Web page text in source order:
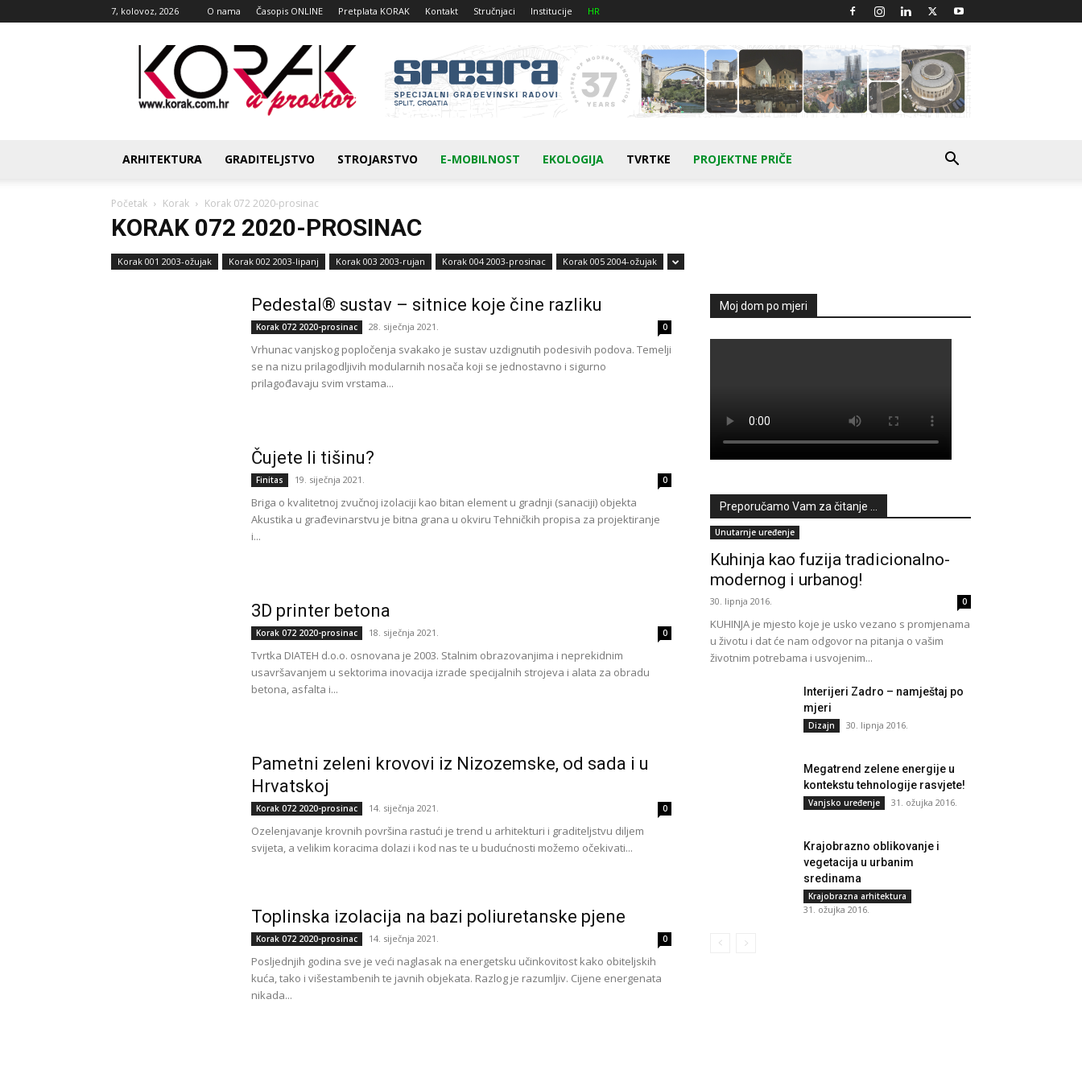
7, kolovoz, 2026 O nama Časopis ONLINE Pretplata KORAK Kontakt Stručnjaci Institucije HR
Korak
u
prostor
ARHITEKTURA GRADITELJSTVO STROJARSTVO E-MOBILNOST EKOLOGIJA TVRTKE PROJEKTNE PRIČE
Početak Korak Korak 072 2020-prosinac
KORAK 072 2020-PROSINAC
Korak 001 2003-ožujak Korak 002 2003-lipanj Korak 003 2003-rujan Korak 004 2003-prosinac Korak 005 2004-ožujak
Pedestal® sustav – sitnice koje čine razliku
Korak 072 2020-prosinac 28. siječnja 2021. 0
Vrhunac vanjskog popločenja svakako je sustav uzdignutih podesivih podova. Temelji
se na nizu prilagodljivih modularnih nosača koji se jednostavno i sigurno
prilagođavaju svim vrstama...
Čujete li tišinu?
Finitas 19. siječnja 2021. 0
Briga o kvalitetnoj zvučnoj izolaciji kao bitan element u gradnji (sanaciji) objekta
Akustika u građevinarstvu je bitna grana u okviru Tehničkih propisa za projektiranje
i...
3D printer betona
Korak 072 2020-prosinac 18. siječnja 2021. 0
Tvrtka DIATEH d.o.o. osnovana je 2003. Stalnim obrazovanjima i neprekidnim
usavršavanjem u sektorima inovacija izrade specijalnih strojeva i alata za obradu
betona, asfalta i...
Pametni zeleni krovovi iz Nizozemske, od sada i u
Hrvatskoj
Korak 072 2020-prosinac 14. siječnja 2021. 0
Ozelenjavanje krovnih površina rastući je trend u arhitekturi i graditeljstvu diljem
svijeta, a velikim koracima dolazi i kod nas te u budućnosti možemo očekivati...
Toplinska izolacija na bazi poliuretanske pjene
Korak 072 2020-prosinac 14. siječnja 2021. 0
Posljednjih godina sve je veći naglasak na energetsku učinkovitost kako obiteljskih
kuća, tako i višestambenih te javnih objekata. Razlog je razumljiv. Cijene energenata
nikada...
Moj dom po mjeri
Preporučamo Vam za čitanje ...
Unutarnje uređenje
Kuhinja kao fuzija tradicionalno-
modernog i urbanog!
30. lipnja 2016. 0
KUHINJA je mjesto koje je usko vezano s promjenama
u životu i dat će nam odgovor na pitanja o vašim
životnim potrebama i usvojenim...
Interijeri Zadro – namještaj po
mjeri
Dizajn 30. lipnja 2016.
Megatrend zelene energije u
kontekstu tehnologije rasvjete!
Vanjsko uređenje 31. ožujka 2016.
Krajobrazno oblikovanje i
vegetacija u urbanim
sredinama
Krajobrazna arhitektura
31. ožujka 2016.